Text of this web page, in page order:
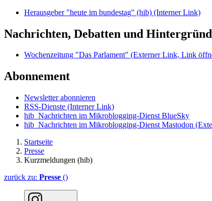
Herausgeber "heute im bundestag" (hib) (Interner Link)
Nachrichten, Debatten und
Wochenzeitung "Das Parlament" (Externer Link, Link
Abonnement
Newsletter abonnieren
RSS-Dienste (Interner Link)
hib_Nachrichten im Mikroblogging-Dienst BlueSky
hib_Nachrichten im Mikroblogging-Dienst Mastodon
Startseite
Presse
Kurzmeldungen (hib)
zurück zu: Presse ()